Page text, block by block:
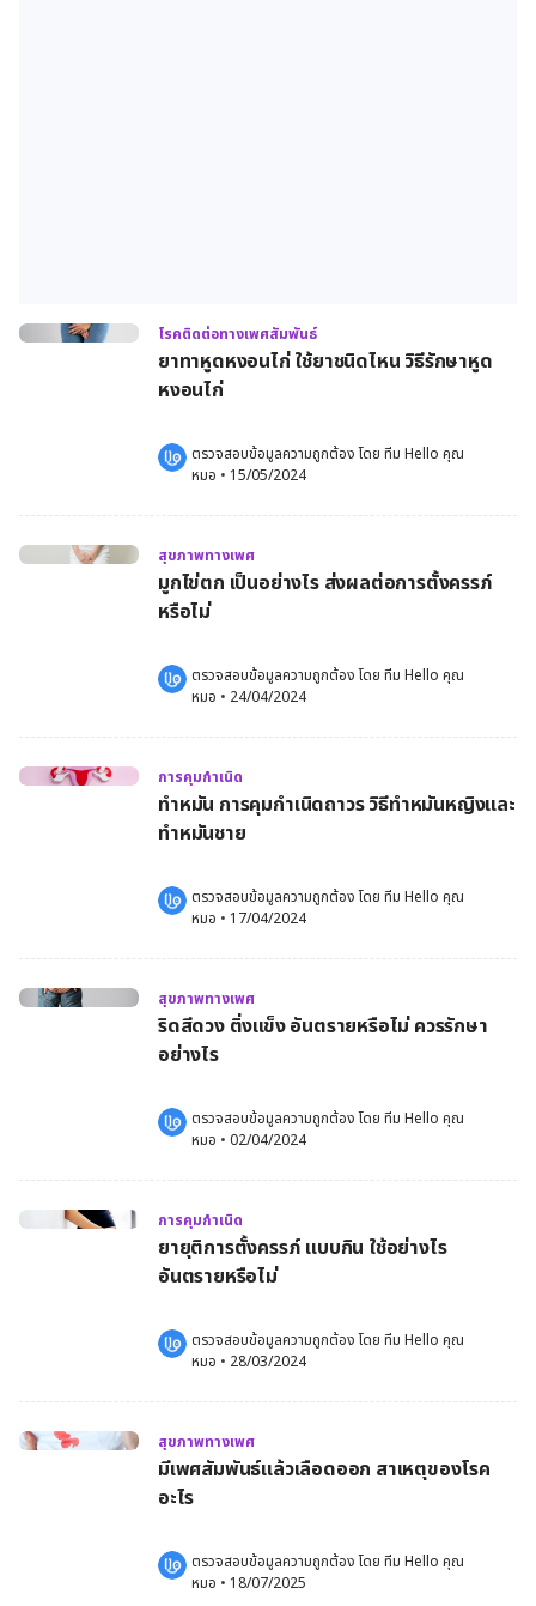
โรคติดต่อทางเพศสัมพันธ์
ยาทาหูดหงอนไก่ ใช้ยาชนิดไหน วิธีรักษาหูด
หงอนไก่
ตรวจสอบข้อมูลความถูกต้อง โดย ทีม Hello คุณ
หมอ • 15/05/2024
สุขภาพทางเพศ
มูกไข่ตก เป็นอย่างไร ส่งผลต่อการตั้งครรภ์
หรือไม่
ตรวจสอบข้อมูลความถูกต้อง โดย ทีม Hello คุณ
หมอ • 24/04/2024
การคุมกำเนิด
ทำหมัน การคุมกำเนิดถาวร วิธีทำหมันหญิงและ
ทำหมันชาย
ตรวจสอบข้อมูลความถูกต้อง โดย ทีม Hello คุณ
หมอ • 17/04/2024
สุขภาพทางเพศ
ริดสีดวง ติ่งแข็ง อันตรายหรือไม่ ควรรักษา
อย่างไร
ตรวจสอบข้อมูลความถูกต้อง โดย ทีม Hello คุณ
หมอ • 02/04/2024
การคุมกำเนิด
ยายุติการตั้งครรภ์ แบบกิน ใช้อย่างไร
อันตรายหรือไม่
ตรวจสอบข้อมูลความถูกต้อง โดย ทีม Hello คุณ
หมอ • 28/03/2024
สุขภาพทางเพศ
มีเพศสัมพันธ์แล้วเลือดออก สาเหตุของโรค
อะไร
ตรวจสอบข้อมูลความถูกต้อง โดย ทีม Hello คุณ
หมอ • 18/07/2025